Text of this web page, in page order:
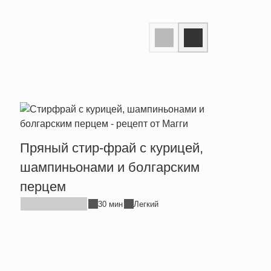
Пряный стир-фрай с курицей,
шампиньонами и болгарским
перцем
30 мин Легкий